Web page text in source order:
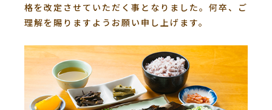
格を改定させていただく事となりました。何卒、ご
理解を賜りますようお願い申し上げます。